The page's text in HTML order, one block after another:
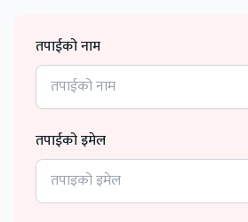
तपाईको नाम
तपाईको इमेल